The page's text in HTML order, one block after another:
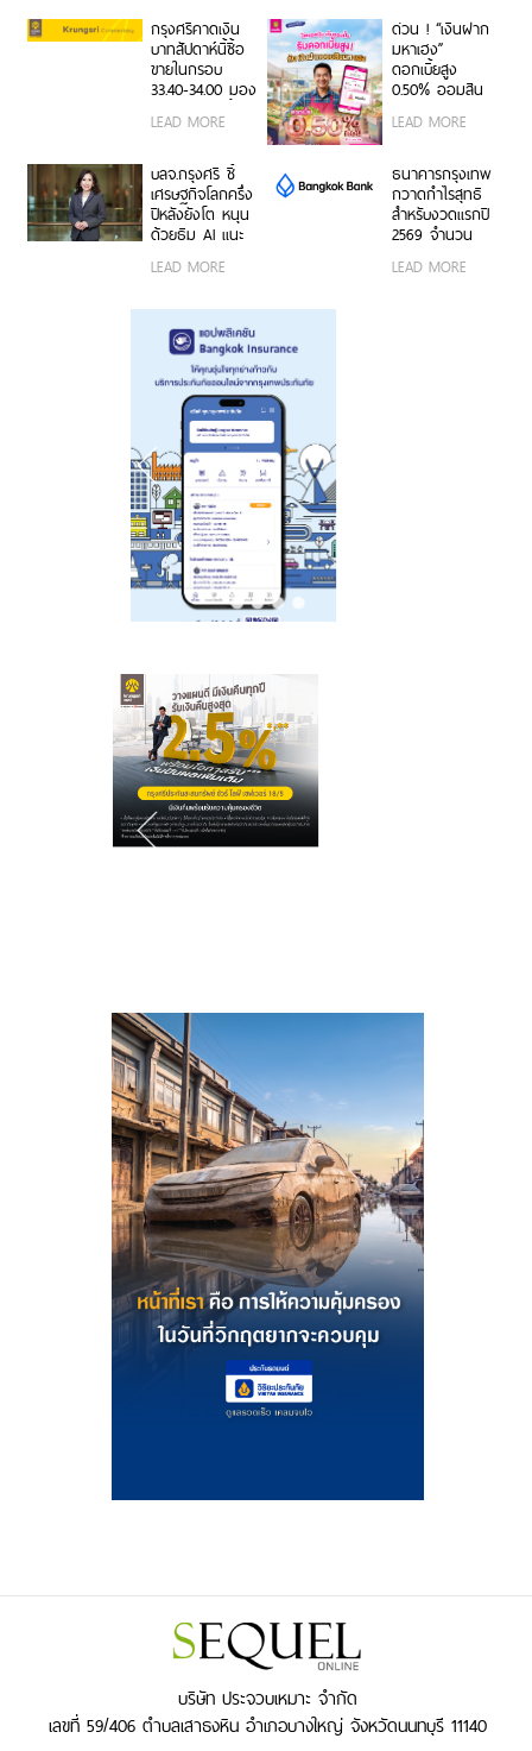
รับมือความไม่
แน่นอนเศรษฐกิจ
โลก
กรุงศรีคาดเงิน
บาทสัปดาห์นี้ซื้อ
ขายในกรอบ
33.40-34.00 มอง
เฟดคงดอกเบี้ย
LEAD MORE
ด่วน ! “เงินฝาก
มหาเฮง”
ดอกเบี้ยสูง
0.50% ออมสิน
ช่วยพ่อค้าแม่ค้า
เปลี่ยนยอดขาย
อัตโนมัติ
LEAD MORE
บลจ.กรุงศรี ชี้
เศรษฐกิจโลกครึ่ง
ปีหลังยังโต หนุน
ด้วยธีม AI แนะ
กระจายพอร์ตใน
หุ้นเชิงรับเพิ่ม
LEAD MORE
ธนาคารกรุงเทพ
กวาดกำไรสุทธิ
สำหรับงวดแรกปี
2569 จำนวน
20,492 ล้านบาท
LEAD MORE
บริษัท ประจวบเหมาะ จำกัด
เลขที่ 59/406 ตำบลเสาธงหิน อำเภอบางใหญ่ จังหวัดนนทบุรี 11140